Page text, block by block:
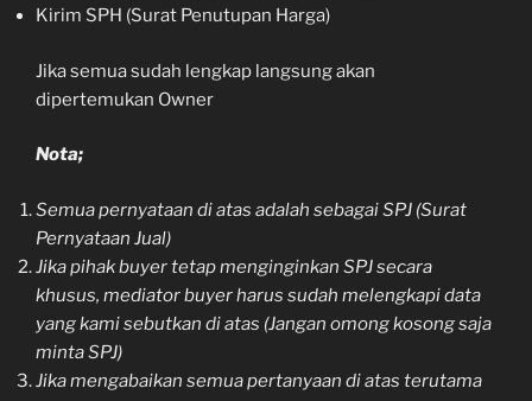
Kirim SPH (Surat Penutupan Harga)
Jika semua sudah lengkap langsung akan
dipertemukan Owner
Nota;
Semua pernyataan di atas adalah sebagai SPJ (Surat
Pernyataan Jual)
Jika pihak buyer tetap menginginkan SPJ secara
khusus, mediator buyer harus sudah melengkapi data
yang kami sebutkan di atas (Jangan omong kosong saja
minta SPJ)
Jika mengabaikan semua pertanyaan di atas terutama